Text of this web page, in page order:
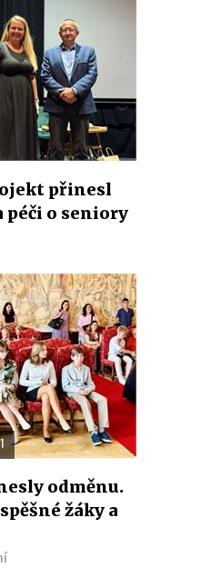
přinesl
péči o seniory
1
odměnu.
žáky a